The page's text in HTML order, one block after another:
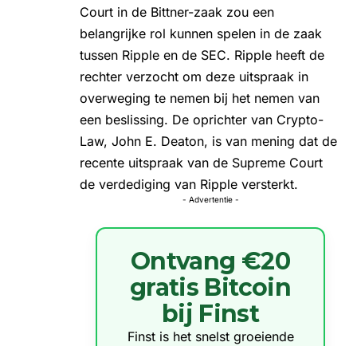
Court in de Bittner-zaak zou een
belangrijke rol kunnen spelen in de zaak
tussen Ripple en de SEC. Ripple heeft de
rechter verzocht om deze uitspraak in
overweging te nemen bij het nemen van
een beslissing. De oprichter van Crypto-
Law, John E. Deaton, is van mening dat de
recente uitspraak van de Supreme Court
de verdediging van Ripple versterkt.
- Advertentie -
Ontvang €20
gratis Bitcoin
bij Finst
Finst is het snelst groeiende